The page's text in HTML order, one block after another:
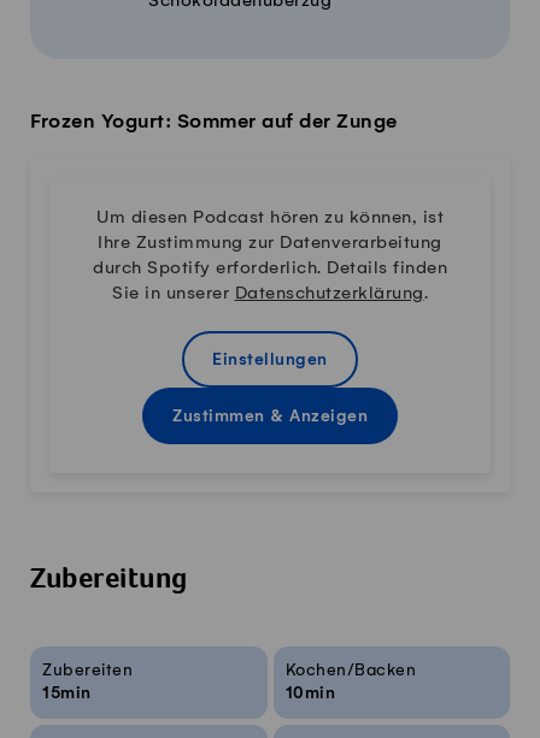
Frozen Yogurt: Sommer auf der Zunge
Um diesen Podcast hören zu können, ist
Ihre Zustimmung zur Datenverarbeitung
durch Spotify erforderlich. Details finden
Sie in unserer Datenschutzerklärung.
Einstellungen
Zustimmen & Anzeigen
Zubereitung
Rezeptinfos
Zubereiten
15min
Kochen/Backen
10min